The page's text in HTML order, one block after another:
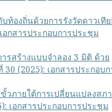
บท้องถิ่นด้วยการรังวัดดาวเที
กสารประกอบการประชุม
รสร้างแบบจำลอง 3 มิติ ด้วย
(2025): เอกสารประกอบก
วภายใต้การเปลี่ยนแปลงสภ
เอกสารประกอบการประชุม